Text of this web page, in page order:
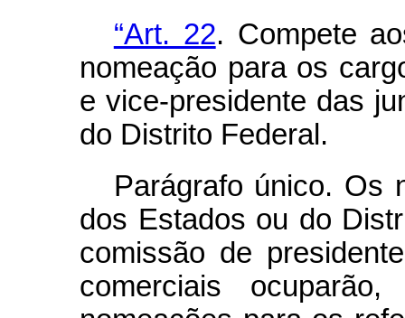
“Art. 22. Compete
nomeação para os
e vice-presidente das
do Distrito Federal.
Parágrafo único. Os
dos Estados ou do
comissão de
comerciais